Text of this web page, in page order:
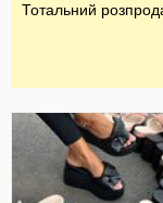
Тотальний